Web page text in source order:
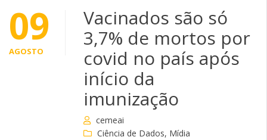
09
AGOSTO
Vacinados são só
3,7% de mortos por
covid no país após
início da
imunização
cemeai
Ciência de Dados, Mídia